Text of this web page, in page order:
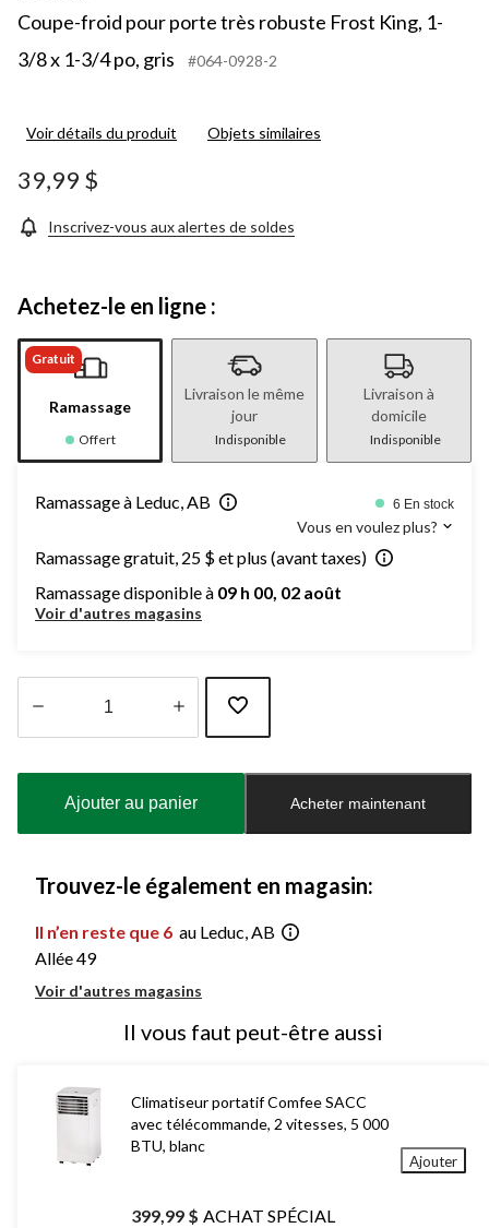
Coupe-froid pour porte très robuste Frost King, 1-
3/8 x 1-3/4 po, gris
#064-0928-2
Voir détails du produit Objets similaires
39,99 $
Inscrivez-vous aux alertes de soldes
Achetez-le en ligne :
Gratuit
Ramassage
Offert
Livraison le même
jour
Indisponible
Livraison à
domicile
Indisponible
Ramassage à Leduc, AB 6 En stock
Vous en voulez plus?
Ramassage gratuit, 25 $ et plus (avant taxes)
Ramassage disponible à 09 h 00, 02 août
Voir d'autres magasins
à
Ajouter au panier Acheter maintenant
Trouvez-le également en magasin:
Il n’en reste que 6 au Leduc, AB
Allée 49
Voir d'autres magasins
Il vous faut peut-être aussi
Climatiseur portatif Comfee SACC
avec télécommande, 2 vitesses, 5 000
BTU, blanc
399,99 $ ACHAT SPÉCIAL
Ajouter